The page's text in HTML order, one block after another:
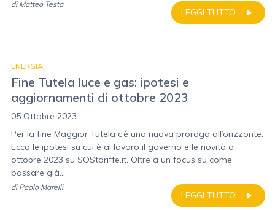
LEGGI TUTTO
di Matteo Testa
ENERGIA
Fine Tutela luce e gas: ipotesi e
aggiornamenti di ottobre 2023
05 Ottobre 2023
Per la fine Maggior Tutela c’è una nuova proroga all’orizzonte.
Ecco le ipotesi su cui è al lavoro il governo e le novità a
ottobre 2023 su SOStariffe.it. Oltre a un focus su come
passare già...
LEGGI TUTTO
di Paolo Marelli